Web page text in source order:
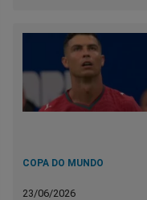
COPA DO MUNDO
23/06/2026